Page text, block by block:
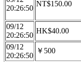
20:26:50
NT$150.00
09/12
20:26:50
HK$40.00
09/12
20:26:50
￥500